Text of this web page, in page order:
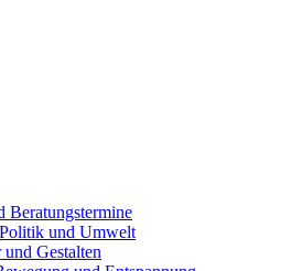
Beratungstermine
und Umwelt
Gestalten